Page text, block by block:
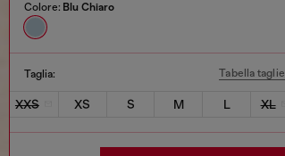
Colore: Blu Chiaro
Taglia: Tabella taglie
XXS XS S M L XL